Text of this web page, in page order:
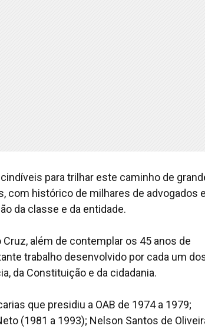
para trilhar este caminho de
com histórico de milhares de advogados
da classe e da entidade.
além de contemplar os 45 anos de
trabalho desenvolvido por cada um
da Constituição e da cidadania.
que presidiu a OAB de 1974 a 1979;
(1981 a 1993); Nelson Santos de